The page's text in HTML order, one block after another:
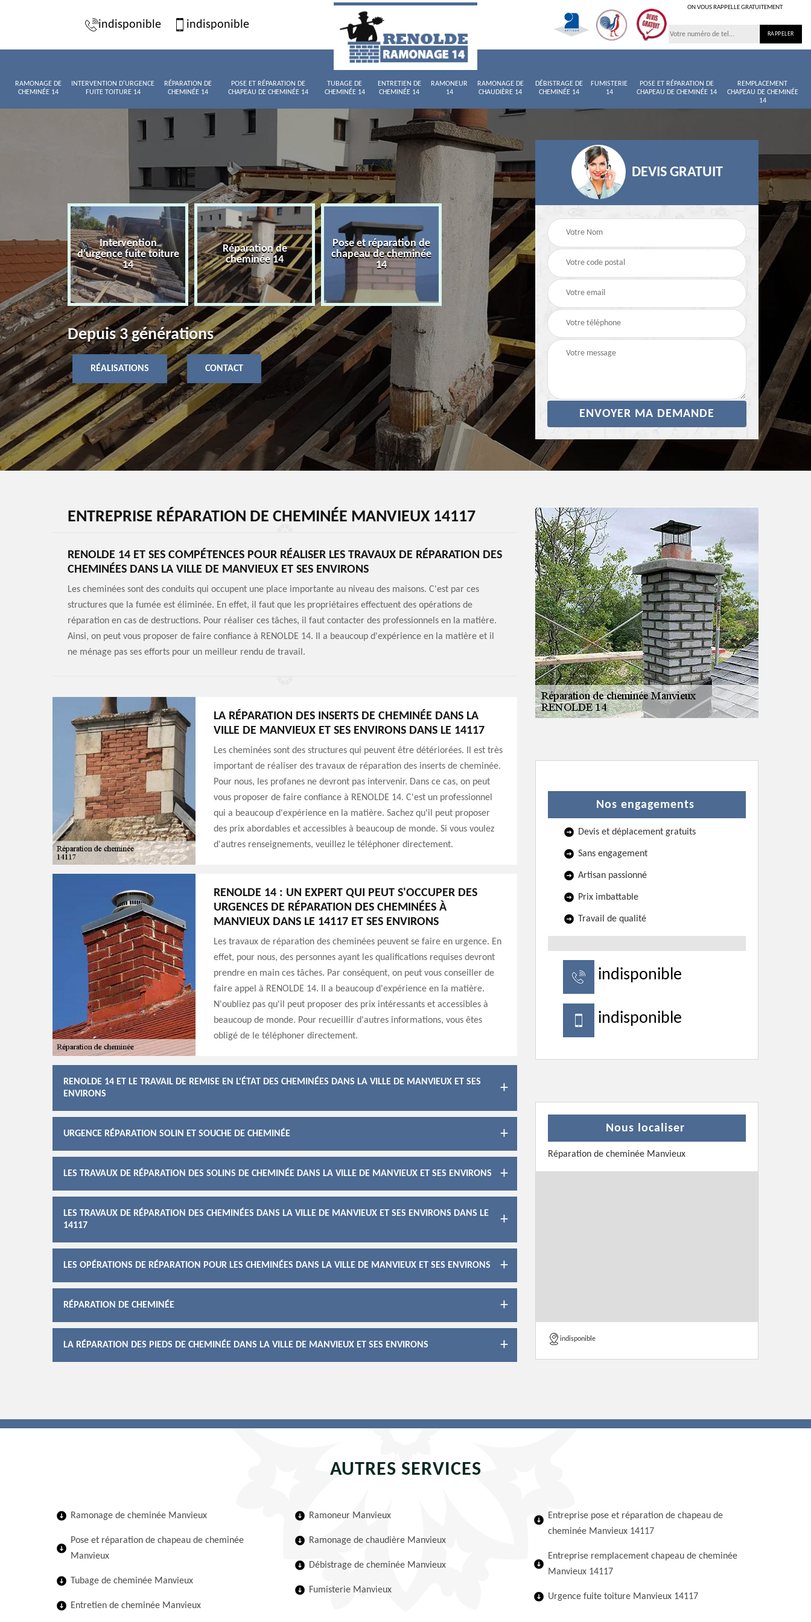
indisponible indisponible
ON VOUS RAPPELLE GRATUITEMENT
RAMONAGE DE
CHEMINÉE 14
INTERVENTION D'URGENCE
FUITE TOITURE 14
RÉPARATION DE
CHEMINÉE 14
POSE ET RÉPARATION DE
CHAPEAU DE CHEMINÉE 14
TUBAGE DE
CHEMINÉE 14
ENTRETIEN DE
CHEMINÉE 14
RAMONEUR
14
RAMONAGE DE
CHAUDIÈRE 14
DÉBISTRAGE DE
CHEMINÉE 14
FUMISTERIE
14
POSE ET RÉPARATION DE
CHAPEAU DE CHEMINÉE 14
REMPLACEMENT
CHAPEAU DE CHEMINÉE
14
de
14
Intervention
d'urgence fuite toiture
14
Réparation de
cheminée 14
Pose et réparation de
chapeau de cheminée
14
Tubage de cheminée
14
Entretien de cheminée
Ramoneur 14
Depuis 3 générations
RÉALISATIONS CONTACT
DEVIS GRATUIT
ENTREPRISE RÉPARATION DE CHEMINÉE MANVIEUX 14117
RENOLDE 14 ET SES COMPÉTENCES POUR RÉALISER LES TRAVAUX DE RÉPARATION DES
CHEMINÉES DANS LA VILLE DE MANVIEUX ET SES ENVIRONS
Les cheminées sont des conduits qui occupent une place importante au niveau des maisons. C'est par ces
structures que la fumée est éliminée. En effet, il faut que les propriétaires effectuent des opérations de
réparation en cas de destructions. Pour réaliser ces tâches, il faut contacter des professionnels en la matière.
Ainsi, on peut vous proposer de faire confiance à RENOLDE 14. Il a beaucoup d'expérience en la matière et il
ne ménage pas ses efforts pour un meilleur rendu de travail.
LA RÉPARATION DES INSERTS DE CHEMINÉE DANS LA
VILLE DE MANVIEUX ET SES ENVIRONS DANS LE 14117
Les cheminées sont des structures qui peuvent être détériorées. Il est très
important de réaliser des travaux de réparation des inserts de cheminée.
Pour nous, les profanes ne devront pas intervenir. Dans ce cas, on peut
vous proposer de faire confiance à RENOLDE 14. C'est un professionnel
qui a beaucoup d'expérience en la matière. Sachez qu'il peut proposer
des prix abordables et accessibles à beaucoup de monde. Si vous voulez
d'autres renseignements, veuillez le téléphoner directement.
RENOLDE 14 : UN EXPERT QUI PEUT S'OCCUPER DES
URGENCES DE RÉPARATION DES CHEMINÉES À
MANVIEUX DANS LE 14117 ET SES ENVIRONS
Les travaux de réparation des cheminées peuvent se faire en urgence. En
effet, pour nous, des personnes ayant les qualifications requises devront
prendre en main ces tâches. Par conséquent, on peut vous conseiller de
faire appel à RENOLDE 14. Il a beaucoup d'expérience en la matière.
N'oubliez pas qu'il peut proposer des prix intéressants et accessibles à
beaucoup de monde. Pour recueillir d'autres informations, vous êtes
obligé de le téléphoner directement.
RENOLDE 14 ET LE TRAVAIL DE REMISE EN L'ÉTAT DES CHEMINÉES DANS LA VILLE DE MANVIEUX ET SES
ENVIRONS
URGENCE RÉPARATION SOLIN ET SOUCHE DE CHEMINÉE
LES TRAVAUX DE RÉPARATION DES SOLINS DE CHEMINÉE DANS LA VILLE DE MANVIEUX ET SES ENVIRONS
LES TRAVAUX DE RÉPARATION DES CHEMINÉES DANS LA VILLE DE MANVIEUX ET SES ENVIRONS DANS LE
14117
LES OPÉRATIONS DE RÉPARATION POUR LES CHEMINÉES DANS LA VILLE DE MANVIEUX ET SES ENVIRONS
RÉPARATION DE CHEMINÉE
LA RÉPARATION DES PIEDS DE CHEMINÉE DANS LA VILLE DE MANVIEUX ET SES ENVIRONS
Nos engagements
Devis et déplacement gratuits
Sans engagement
Artisan passionné
Prix imbattable
Travail de qualité
indisponible
indisponible
Nous localiser
Réparation de cheminée Manvieux
indisponible
AUTRES SERVICES
Ramonage de cheminée Manvieux
Pose et réparation de chapeau de cheminée
Manvieux
Tubage de cheminée Manvieux
Entretien de cheminée Manvieux
Ramoneur Manvieux
Ramonage de chaudière Manvieux
Débistrage de cheminée Manvieux
Fumisterie Manvieux
Entreprise pose et réparation de chapeau de
cheminée Manvieux 14117
Entreprise remplacement chapeau de cheminée
Manvieux 14117
Urgence fuite toiture Manvieux 14117